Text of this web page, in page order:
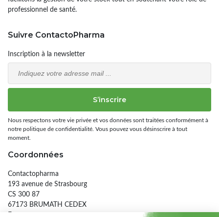
professionnel de santé.
Suivre ContactoPharma
Inscription à la newsletter
Email
S’inscrire
Nous respectons votre vie privée et vos données sont traitées conformément à
notre politique de confidentialité. Vous pouvez vous désinscrire à tout
moment.
Coordonnées
Contactopharma
193 avenue de Strasbourg
CS 300 87
67173 BRUMATH CEDEX
France